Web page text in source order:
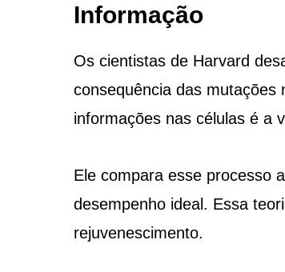
Informação
Os cientistas de Harvard
consequência das mutações
informações nas células é a
Ele compara esse processo
desempenho ideal. Essa
rejuvenescimento.